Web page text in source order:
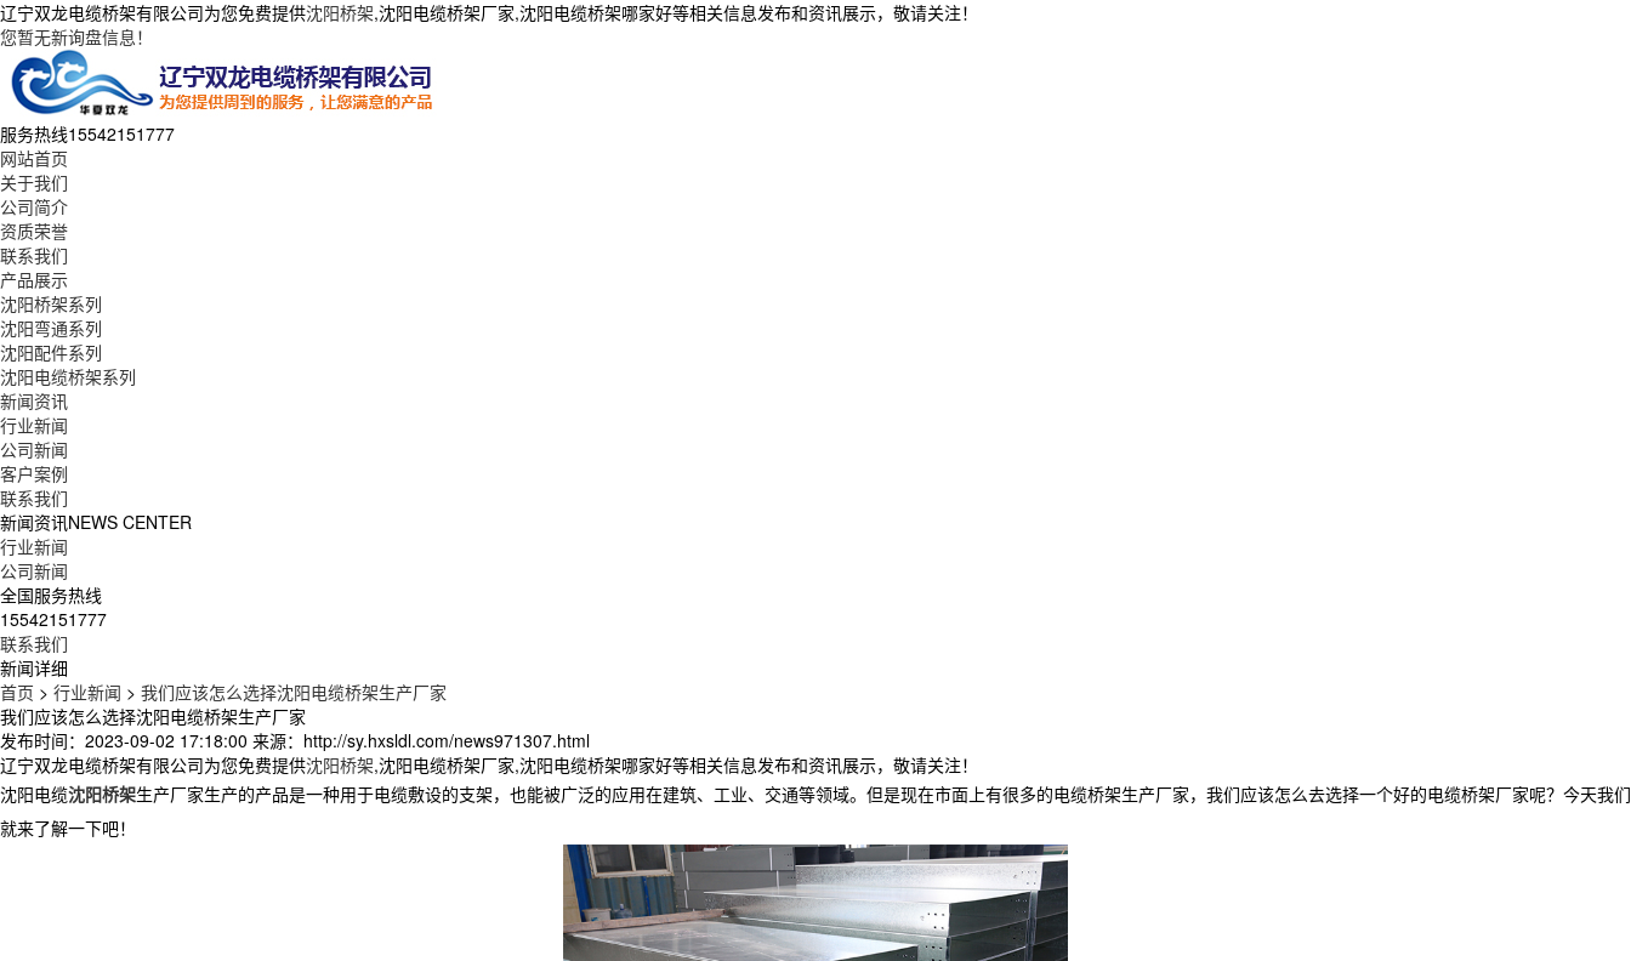
辽宁双龙电缆桥架有限公司为您免费提供沈阳桥架,沈阳电缆桥架厂家,沈阳电缆桥架哪家好等相关信息发布和资讯展示，敬请关注！
您暂无新询盘信息！
服务热线15542151777
网站首页
关于我们
公司简介
资质荣誉
联系我们
产品展示
沈阳桥架系列
沈阳弯通系列
沈阳配件系列
沈阳电缆桥架系列
新闻资讯
行业新闻
公司新闻
客户案例
联系我们
新闻资讯NEWS CENTER
行业新闻
公司新闻
全国服务热线
15542151777
联系我们
新闻详细
首页 > 行业新闻 > 我们应该怎么选择沈阳电缆桥架生产厂家
我们应该怎么选择沈阳电缆桥架生产厂家
发布时间：2023-09-02 17:18:00 来源：http://sy.hxsldl.com/news971307.html
辽宁双龙电缆桥架有限公司为您免费提供沈阳桥架,沈阳电缆桥架厂家,沈阳电缆桥架哪家好等相关信息发布和资讯展示，敬请关注！
沈阳电缆沈阳桥架生产厂家生产的产品是一种用于电缆敷设的支架，也能被广泛的应用在建筑、工业、交通等领域。但是现在市面上有很多的电缆桥架生产厂家，我们应该怎么去选择一个好的电缆桥架厂家呢？今天我们
就来了解一下吧！